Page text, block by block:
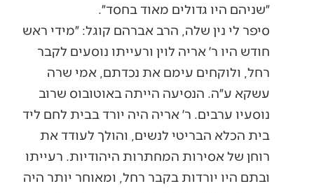
״שניהם היו גדולים מאוד בחסד״.
סיפר לי נין שלה, הרב אברהם קוגל: ״מידי ראש
חודש היו ר׳ אריה לוין ורעייתו נוסעים לקבר
רחל, ולוקחים עימם את נכדתם, אמי שרה
עשקא ע״ה. הנסיעה הייתה באוטובוס שרוב
נוסעיו ערבים. ר׳ אריה היה יורד בבית לחם ליד
בית הכלא הבריטי לנשים, והולך לעודד את
רוחן של אסירות המחתרות היהודיות. רעייתו
ובתם היו יורדות בקבר רחל, ומאוחר יותר היה